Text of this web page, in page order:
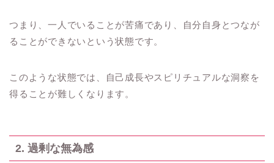
つまり、一人でいることが苦痛であり、自分自身とつなが
ることができないという状態です。
このような状態では、自己成長やスピリチュアルな洞察を
得ることが難しくなります。
2. 過剰な無為感